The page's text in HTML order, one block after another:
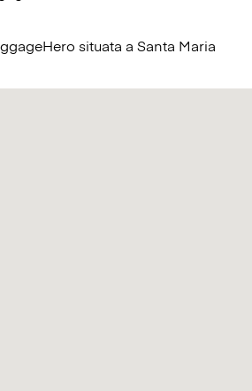
situata a Santa Maria